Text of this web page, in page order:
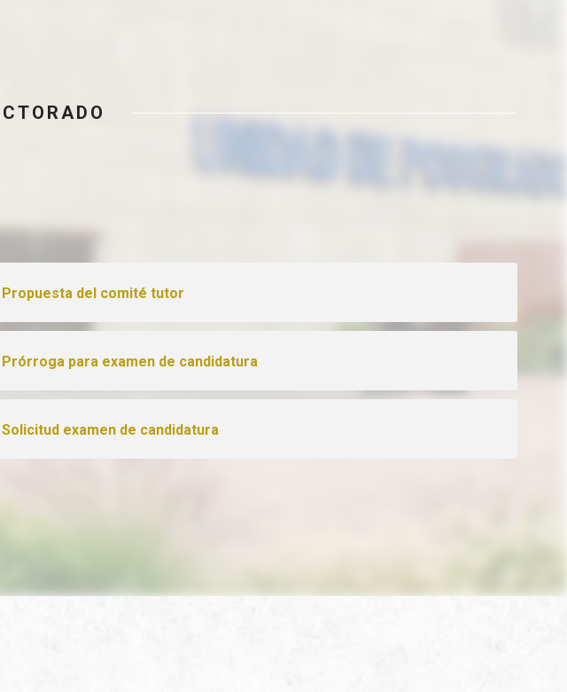
Propuesta del comité tutor
Prórroga para examen de candidatura
Solicitud examen de candidatura